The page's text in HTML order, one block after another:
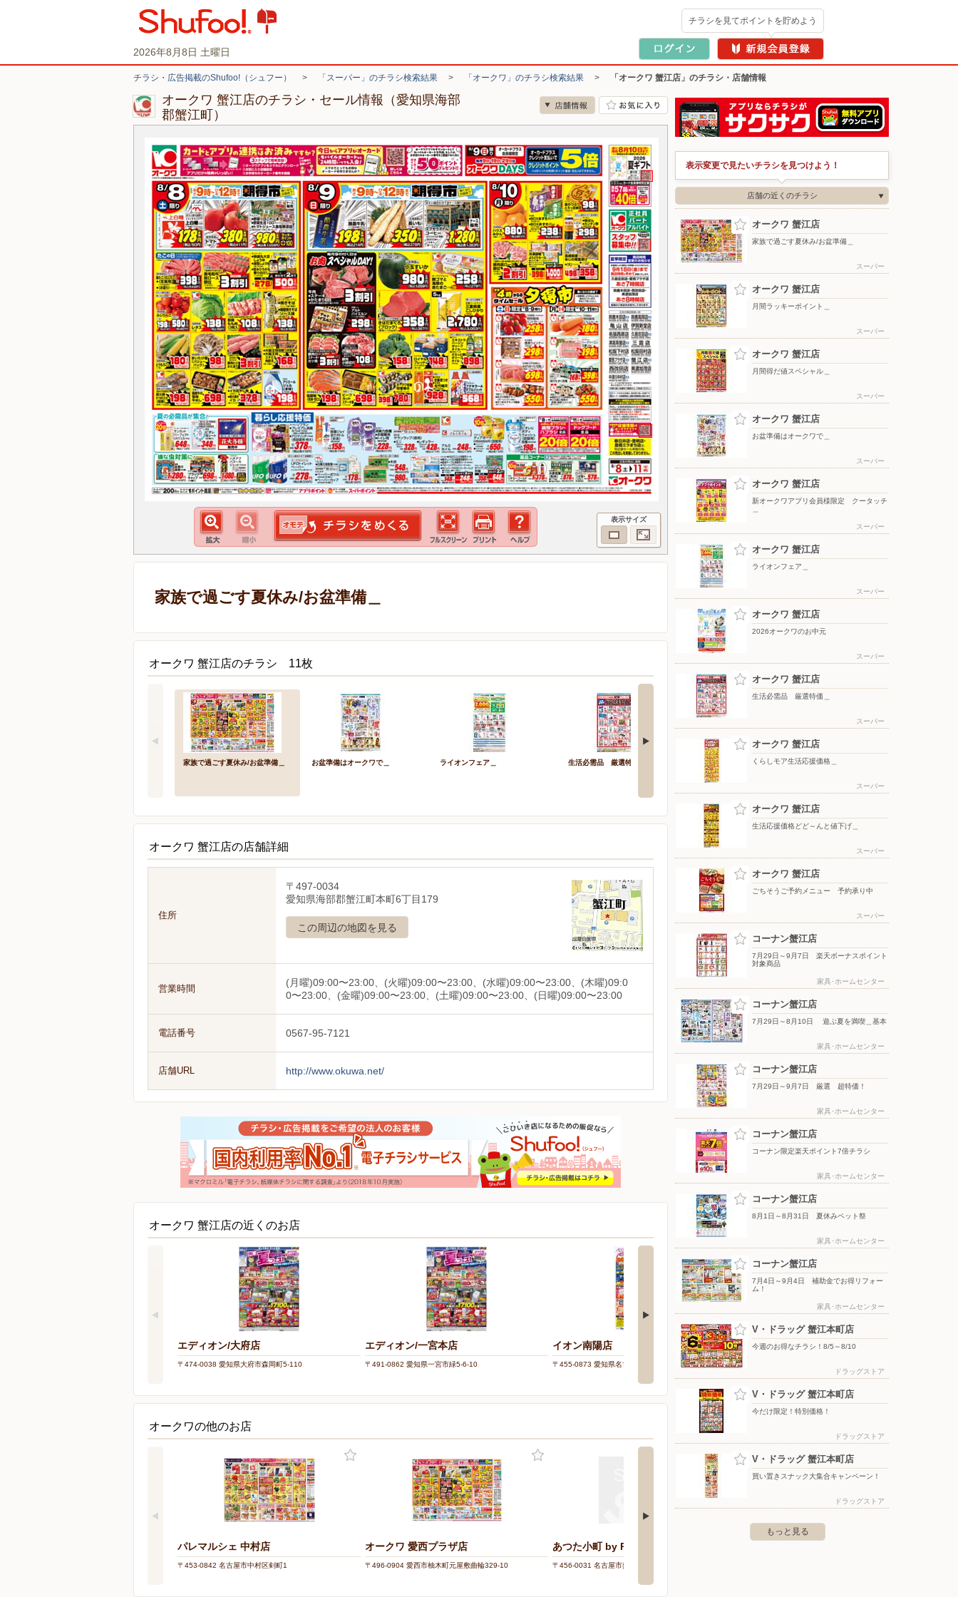
2026年8月8日 土曜日
チラシを見てポイントを貯めよう
チラシ・広告掲載のShufoo!（シュフー） > 「スーパー」のチラシ検索結果 > 「オークワ」のチラシ検索結果 > 「オークワ 蟹江店」のチラシ・店舗情報
オークワ 蟹江店のチラシ・セール情報（愛知県海部
郡蟹江町）
表示サイズ
家族で過ごす夏休み/お盆準備＿
オークワ 蟹江店のチラシ 11枚
家族で過ごす夏休み/お盆準備＿ お盆準備はオークワで＿ ライオンフェア＿ 生活必需品 厳選特価＿ 月間ラッキーポイント＿ 月間得だ値スペシャル＿
オークワ 蟹江店の店舗詳細
住所
〒497-0034
愛知県海部郡蟹江町本町6丁目179
この周辺の地図を見る
営業時間
(月曜)09:00〜23:00、(火曜)09:00〜23:00、(水曜)09:00〜23:00、(木曜)09:0
0〜23:00、(金曜)09:00〜23:00、(土曜)09:00〜23:00、(日曜)09:00〜23:00
電話番号 0567-95-7121
店舗URL http://www.okuwa.net/
オークワ 蟹江店の近くのお店
エディオン/大府店
〒474-0038 愛知県大府市森岡町5-110
エディオン/一宮本店
〒491-0862 愛知県一宮市緑5-6-10
イオン南陽店
〒455-0873 愛知県名古屋市港区春田野1-330
ケーズデンキ/中川富田店
〒454-0953 愛知県名古屋市中川区富田町大字榎津字布
オークワの他のお店
パレマルシェ 中村店
〒453-0842 名古屋市中村区剣町1
オークワ 愛西プラザ店
〒496-0904 愛西市柚木町元屋敷曲輪329-10
あつた小町 by Pare Marche
〒456-0031 名古屋市熱田区神宮3丁目6番42号
表示変更で見たいチラシを見つけよう！
店舗の近くのチラシ
オークワ 蟹江店
家族で過ごす夏休み/お盆準備＿
スーパー
オークワ 蟹江店
月間ラッキーポイント＿
スーパー
オークワ 蟹江店
月間得だ値スペシャル＿
スーパー
オークワ 蟹江店
お盆準備はオークワで＿
スーパー
オークワ 蟹江店
新オークワアプリ会員様限定 クータッチ
スーパー
オークワ 蟹江店
ライオンフェア＿
スーパー
オークワ 蟹江店
2026オークワのお中元
スーパー
オークワ 蟹江店
生活必需品 厳選特価＿
スーパー
オークワ 蟹江店
くらしモア生活応援価格＿
スーパー
オークワ 蟹江店
生活応援価格どど～んと値下げ＿
スーパー
オークワ 蟹江店
ごちそうご予約メニュー 予約承り中
スーパー
コーナン蟹江店
7月29日～9月7日 楽天ボーナスポイント
対象商品
家具･ホームセンター
コーナン蟹江店
7月29日～8月10日 遊ぶ夏を満喫＿基本
家具･ホームセンター
コーナン蟹江店
7月29日～9月7日 厳選 超特価！
家具･ホームセンター
コーナン蟹江店
コーナン限定楽天ポイント7倍チラシ
家具･ホームセンター
コーナン蟹江店
8月1日～8月31日 夏休みペット祭
家具･ホームセンター
コーナン蟹江店
7月4日～9月4日 補助金でお得リフォー
ム！
家具･ホームセンター
V・ドラッグ 蟹江本町店
今週のお得なチラシ！8/5～8/10
ドラッグストア
V・ドラッグ 蟹江本町店
今だけ限定！特別価格！
ドラッグストア
V・ドラッグ 蟹江本町店
買い置きスナック大集合キャンペーン！
ドラッグストア
もっと見る